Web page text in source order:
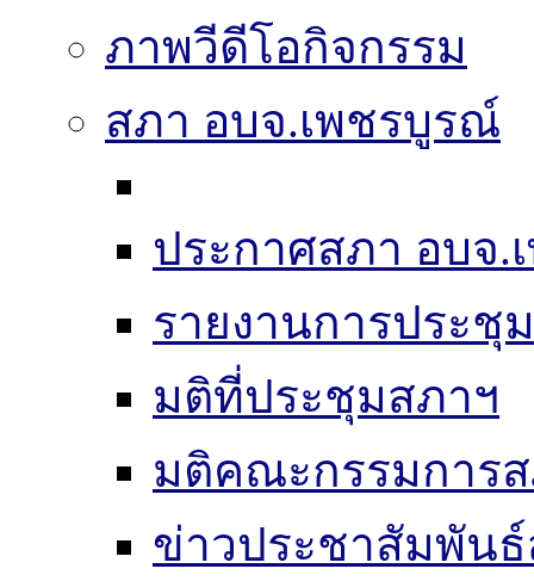
ภาพวีดีโอกิจกรรม
สภา อบจ.เพชรบูรณ์
ประกาศสภา อบจ.
รายงานการประชุ
มติที่ประชุมสภาฯ
มติคณะกรรมการ
ข่าวประชาสัมพัน